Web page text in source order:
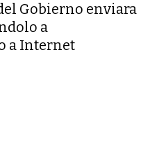
Gobierno enviara
a
a Internet